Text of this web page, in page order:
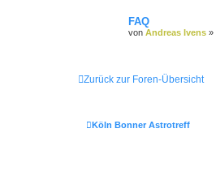
FAQ
von Andreas Ivens »
Zurück zur Foren-Übersicht
Köln Bonner Astrotreff